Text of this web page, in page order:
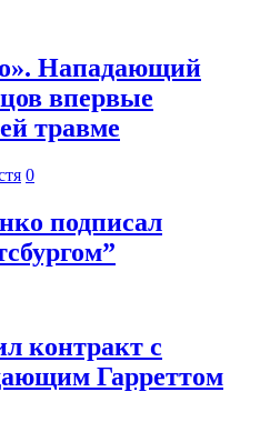
Нападающий
впервые
травме
0
подписал
контракт с
Гарреттом